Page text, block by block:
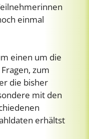
einmal
einen um die
zum
die bisher
mit den
erhältst